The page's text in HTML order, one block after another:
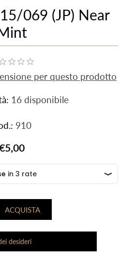
069 (JP) Near
per questo prodotto
16 disponibile
910